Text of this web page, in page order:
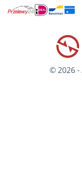
© 2026 -